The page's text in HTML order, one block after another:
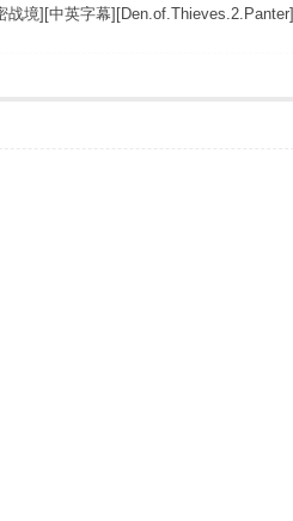
战境][中英字幕][Den.of.Thieves.2.Panter]